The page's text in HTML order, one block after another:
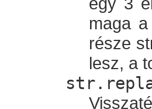
maga
része
lesz, a